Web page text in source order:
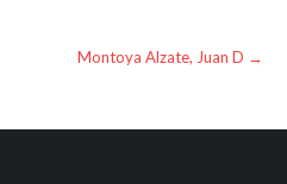
Montoya Alzate, Juan D →